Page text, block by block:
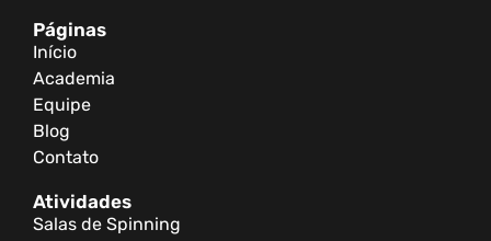
Páginas
Início
Academia
Equipe
Blog
Contato
Atividades
Salas de Spinning